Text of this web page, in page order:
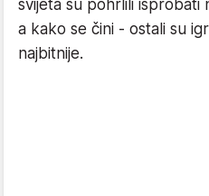
svijeta su pohrlili isprobati
a kako se čini - ostali su
najbitnije.